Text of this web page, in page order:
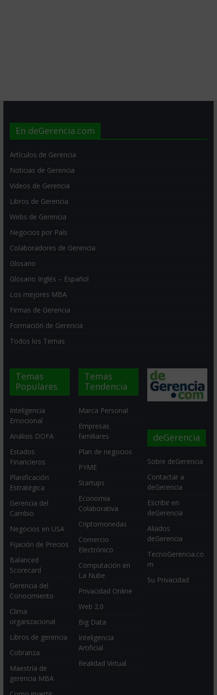
En deGerencia.com
Artículos de Gerencia
Noticias de Gerencia
Videos de Gerencia
Libros de Gerencia
Webs de Gerencia
Negocios por País
Colaboradores de Gerencia
Glosario
Glosario Inglés – Español
Los mejores MBA
Firmas de Gerencia
Formación de Gerencia
Todos los Temas
Temas
Populares
Inteligencia
Emocional
Análisis DOFA
Estados
Financieros
Planificación
Estratégica
Gerencia del
Cambio
Negocios en USA
Fijación de Precios
Balanced
Scorecard
Gerencia del
Conocimiento
Clima
organizacional
Libros de gerencia
Cobranza
Maestría de
gerencia MBA
Temas
Tendencia
Marca Personal
Empresas
familiares
Plan de negocios
PYME
Startups
Economia
Colaborativa
Criptomonedas
Comercio
Electrónico
Computación en
La Nube
Privacidad Online
Web 2.0
Big Data
Inteligencia
Artificial
Realidad Virtual
deGerencia
Sobre deGerencia
Contactar a
deGerencia
Escribir en
deGerencia
Aliados
deGerencia
TecnoGerencia.co
m
Su Privacidad